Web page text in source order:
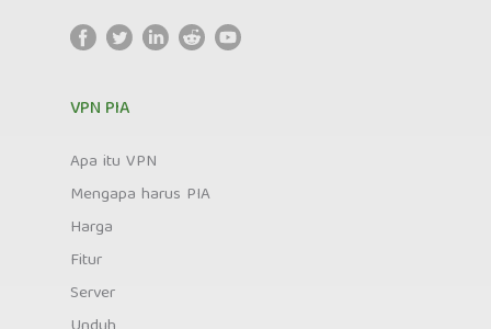
VPN PIA
Apa itu VPN
Mengapa harus PIA
Harga
Fitur
Server